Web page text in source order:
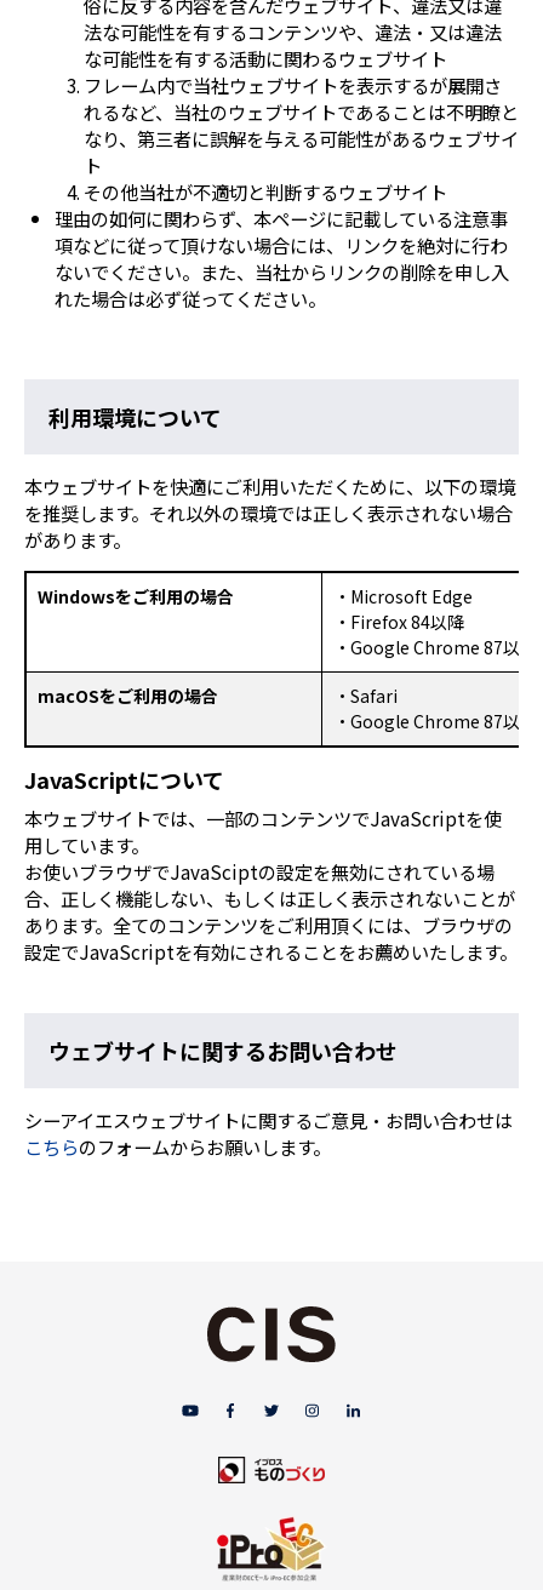
法な可能性を有するコンテンツや、違法・又は違法
な可能性を有する活動に関わるウェブサイト
フレーム内で当社ウェブサイトを表示するが展開さ
れるなど、当社のウェブサイトであることは不明瞭と
なり、第三者に誤解を与える可能性があるウェブサイ
ト
その他当社が不適切と判断するウェブサイト
理由の如何に関わらず、本ページに記載している注意事
項などに従って頂けない場合には、リンクを絶対に行わ
ないでください。また、当社からリンクの削除を申し入
れた場合は必ず従ってください。
利用環境について
本ウェブサイトを快適にご利用いただくために、以下の環境
を推奨します。それ以外の環境では正しく表示されない場合
があります。
Windowsをご利用の場合
・Microsoft Edge
・Firefox 84以降
・Google Chrome 87以降
macOSをご利用の場合
・Safari
・Google Chrome 87以降
JavaScriptについて
本ウェブサイトでは、一部のコンテンツでJavaScriptを使
用しています。
お使いブラウザでJavaSciptの設定を無効にされている場
合、正しく機能しない、もしくは正しく表示されないことが
あります。全てのコンテンツをご利用頂くには、ブラウザの
設定でJavaScriptを有効にされることをお薦めいたします。
ウェブサイトに関するお問い合わせ
シーアイエスウェブサイトに関するご意見・お問い合わせは
こちらのフォームからお願いします。